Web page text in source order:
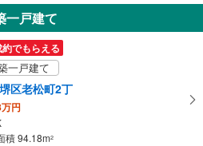
円
2（登記）
堺市堺区櫛屋町東4丁
一戸建て
でもらえる
一戸建て
区老松町2丁
円
積 94.18m2